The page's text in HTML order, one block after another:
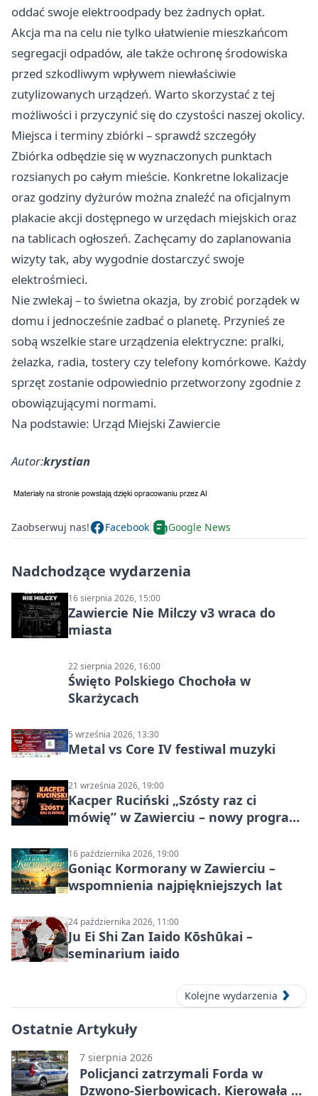
oddać swoje elektroodpady bez żadnych opłat.
Akcja ma na celu nie tylko ułatwienie mieszkańcom
segregacji odpadów, ale także ochronę środowiska
przed szkodliwym wpływem niewłaściwie
zutylizowanych urządzeń. Warto skorzystać z tej
możliwości i przyczynić się do czystości naszej okolicy.
Miejsca i terminy zbiórki – sprawdź szczegóły
Zbiórka odbędzie się w wyznaczonych punktach
rozsianych po całym mieście. Konkretne lokalizacje
oraz godziny dyżurów można znaleźć na oficjalnym
plakacie akcji dostępnego w urzędach miejskich oraz
na tablicach ogłoszeń. Zachęcamy do zaplanowania
wizyty tak, aby wygodnie dostarczyć swoje
elektrośmieci.
Nie zwlekaj – to świetna okazja, by zrobić porządek w
domu i jednocześnie zadbać o planetę. Przynieś ze
sobą wszelkie stare urządzenia elektryczne: pralki,
żelazka, radia, tostery czy telefony komórkowe. Każdy
sprzęt zostanie odpowiednio przetworzony zgodnie z
obowiązującymi normami.
Na podstawie: Urząd Miejski Zawiercie
Autor:krystian
Zaobserwuj nas! Facebook Google News
Nadchodzące wydarzenia
16 sierpnia 2026, 15:00
Zawiercie Nie Milczy v3 wraca do
miasta
22 sierpnia 2026, 16:00
Święto Polskiego Chochoła w
Skarżycach
5 września 2026, 13:30
Metal vs Core IV festiwal muzyki
21 września 2026, 19:00
Kacper Ruciński „Szósty raz ci
mówię” w Zawierciu – nowy program
16 października 2026, 19:00
Goniąc Kormorany w Zawierciu –
wspomnienia najpiękniejszych lat
24 października 2026, 11:00
Ju Ei Shi Zan Iaido Kōshūkai –
seminarium iaido
Kolejne wydarzenia
Ostatnie Artykuły
7 sierpnia 2026
Policjanci zatrzymali Forda w
Dzwono-Sierbowicach. Kierowała po